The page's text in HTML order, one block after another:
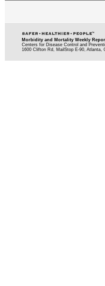
Morbidity and Mortality Weekly
Centers for Disease Control and
1600 Clifton Rd, MailStop E-90, Atlanta,